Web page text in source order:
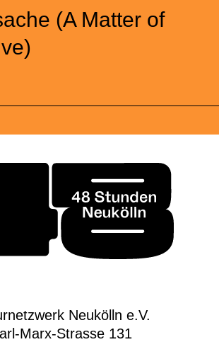
(A Matter of
Neukölln e.V.
Marx-Strasse 131